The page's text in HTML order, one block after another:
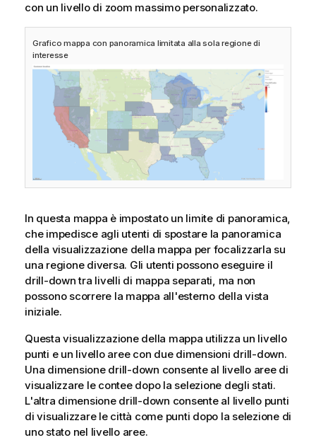
con un livello di zoom massimo personalizzato.
Grafico mappa con panoramica limitata alla sola regione di
interesse
In questa mappa è impostato un limite di panoramica,
che impedisce agli utenti di spostare la panoramica
della visualizzazione della mappa per focalizzarla su
una regione diversa. Gli utenti possono eseguire il
drill-down tra livelli di mappa separati, ma non
possono scorrere la mappa all'esterno della vista
iniziale.
Questa visualizzazione della mappa utilizza un livello
punti e un livello aree con due dimensioni drill-down.
Una dimensione drill-down consente al livello aree di
visualizzare le contee dopo la selezione degli stati.
L'altra dimensione drill-down consente al livello punti
di visualizzare le città come punti dopo la selezione di
uno stato nel livello aree.